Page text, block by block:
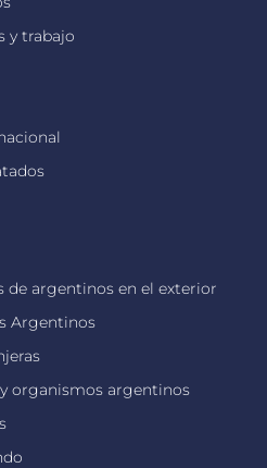
y trabajo
de argentinos en el exterior
Argentinos
organismos argentinos